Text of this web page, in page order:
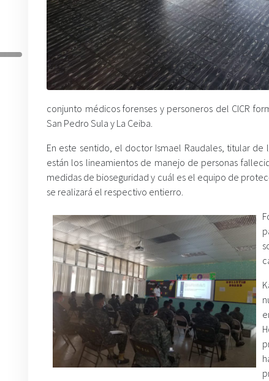
conjunto médicos forenses y personeros del CICR
San Pedro Sula y La Ceiba.
En este sentido, el doctor Ismael Raudales, titular de
están los lineamientos de manejo de personas
medidas de bioseguridad y cuál es el equipo de
se realizará el respectivo entierro.